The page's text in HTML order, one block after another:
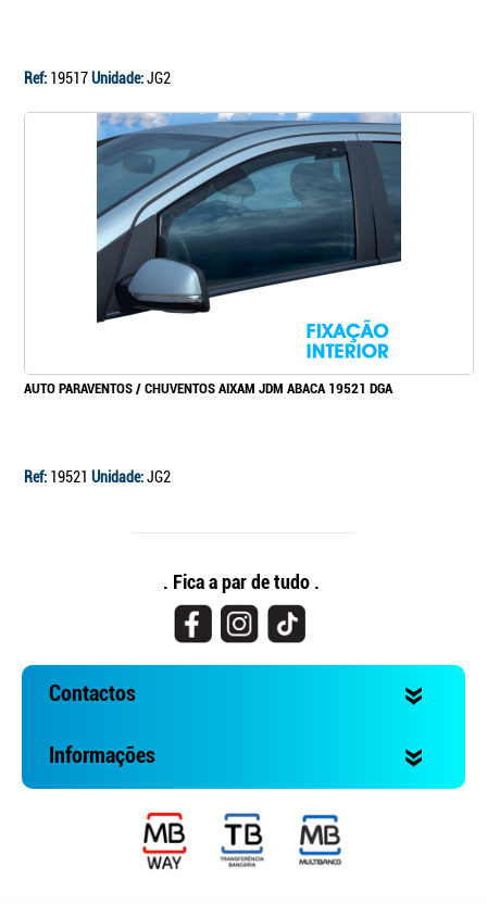
Ref: 19517Unidade:JG2
AUTO PARAVENTOS / CHUVENTOS AIXAM JDM ABACA 19521 DGA
Ref: 19521 Unidade:JG2
. Fica a par de tudo .
Contactos
Informações